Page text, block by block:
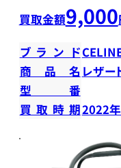
買取金額9,000
ブランド
商品名 レザー
型番
買取時期2022